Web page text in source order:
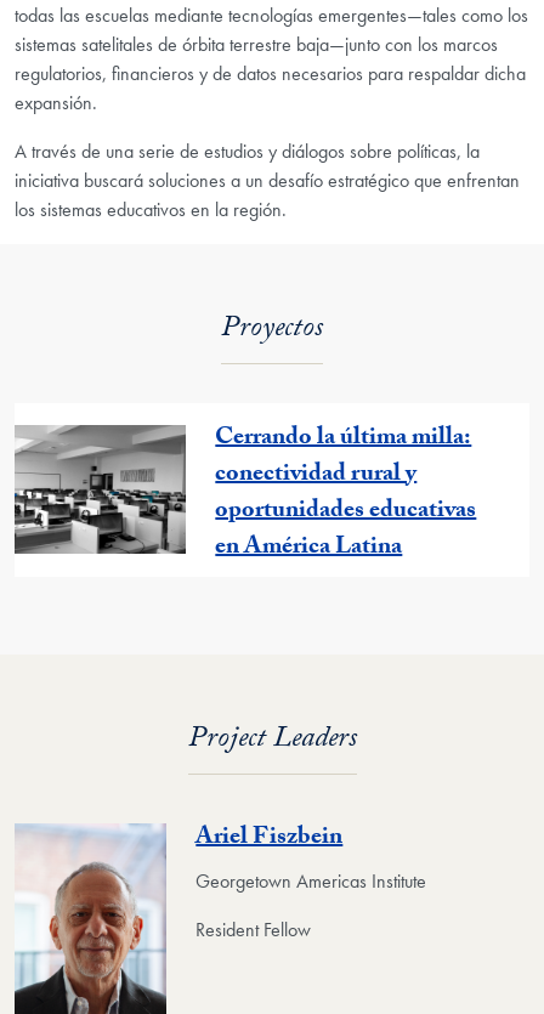
todas las escuelas mediante tecnologías emergentes—tales como los
sistemas satelitales de órbita terrestre baja—junto con los marcos
regulatorios, financieros y de datos necesarios para respaldar dicha
expansión.
A través de una serie de estudios y diálogos sobre políticas, la
iniciativa buscará soluciones a un desafío estratégico que enfrentan
los sistemas educativos en la región.
Proyectos
Cerrando la última milla:
conectividad rural y
oportunidades educativas
en América Latina
Project Leaders
Ariel Fiszbein
Georgetown Americas Institute
Resident Fellow